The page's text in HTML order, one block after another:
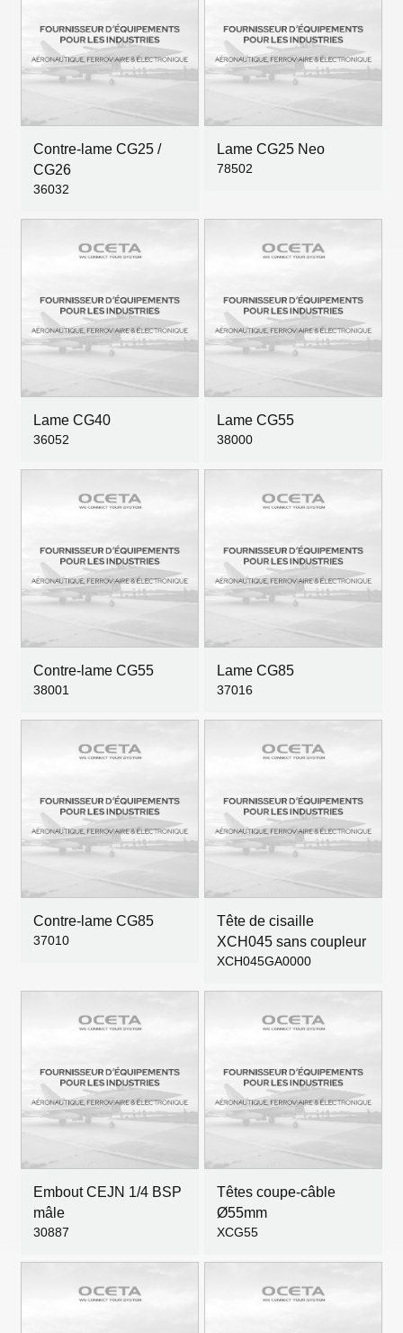
Contre-lame CG25 /
CG26
36032
Lame CG25 Neo
78502
Lame CG40
36052
Lame CG55
38000
Contre-lame CG55
38001
Lame CG85
37016
Contre-lame CG85
37010
Tête de cisaille
XCH045 sans coupleur
XCH045GA0000
Embout CEJN 1/4 BSP
mâle
30887
Têtes coupe-câble
Ø55mm
XCG55